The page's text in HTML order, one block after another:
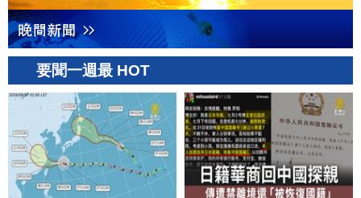
要聞一週最 HOT